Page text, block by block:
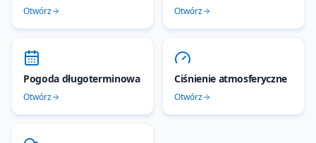
Otwórz Otwórz
Pogoda długoterminowa
Otwórz
Ciśnienie atmosferyczne
Otwórz